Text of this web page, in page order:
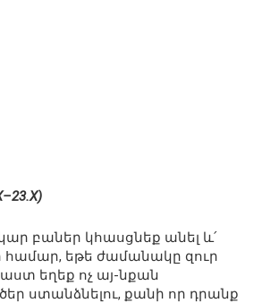
բաներ կհասցնեք անել և՛
համար, եթե ժամանակը զուր
եղեք ոչ այ-նքան
ստանձնելու, քանի որ դրանք